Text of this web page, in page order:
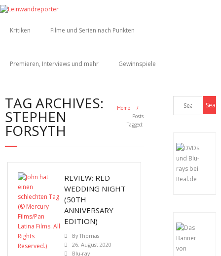
Kritiken Filme und Serien nach Punkten
Premieren, Interviews und mehr Gewinnspiele
TAG ARCHIVES:
STEPHEN
FORSYTH
Home
/
Posts
Tagged:
REVIEW: RED
WEDDING NIGHT
(50TH
ANNIVERSARY
EDITION)
ByThomas
26. August 2020
Blu-ray